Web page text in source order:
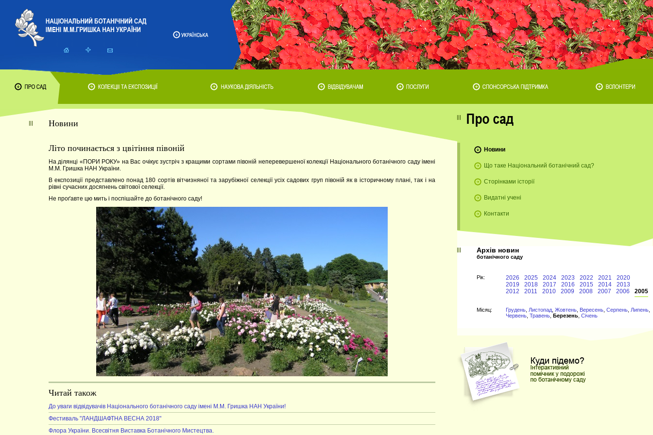
Новини
Літо починається з цвітіння півоній
На ділянці «ПОРИ РОКУ» на Вас очікує зустріч з кращими сортами півоній неперевершеної колекції Національного ботанічного саду імені
М.М. Гришка НАН України.
В експозиції представлено понад 180 сортів вітчизняної та зарубіжної селекції усіх садових груп півоній як в історичному плані, так і на
рівні сучасних досягнень світової селекції.
Не проґавте цю мить і поспішайте до ботанічного саду!
Читай також
До уваги відвідувачів Національного ботанічного саду імені М.М. Гришка НАН України!
Фестиваль "ЛАНДШАФТНА ВЕСНА 2018"
Флора України. Всесвітня Виставка Ботанічного Мистецтва.
Новини
Що таке Національний ботанічний сад?
Сторінками історії
Видатні учені
Контакти
Архів новин
ботанічного саду
Рiк: 2026 2025 2024 2023 2022 2021
2020
2019
2018 2017 2016 2015 2014
2013
2012
2011 2010 2009 2008 2007 2006 2005
Мiсяц: Грудень Листопад Жовтень Вересень Серпень Липень
Червень Травень Березень Січень